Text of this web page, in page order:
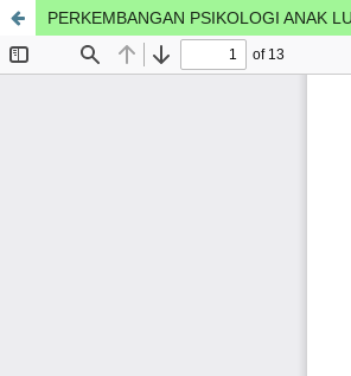
PERKEMBANGAN PSIKOLOGI ANAK